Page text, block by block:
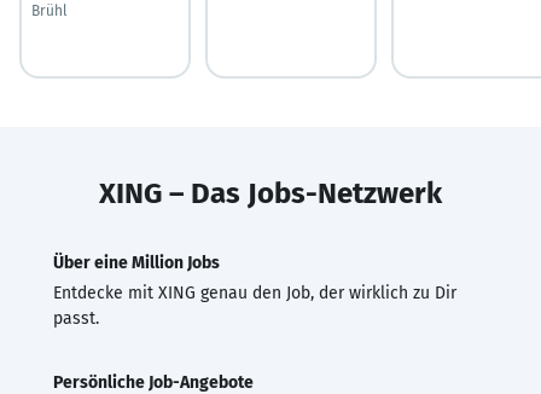
Brühl
XING – Das Jobs-Netzwerk
Über eine Million Jobs
Entdecke mit XING genau den Job, der wirklich zu Dir
passt.
Persönliche Job-Angebote